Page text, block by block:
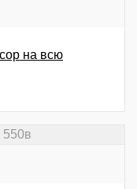
на всю
550в